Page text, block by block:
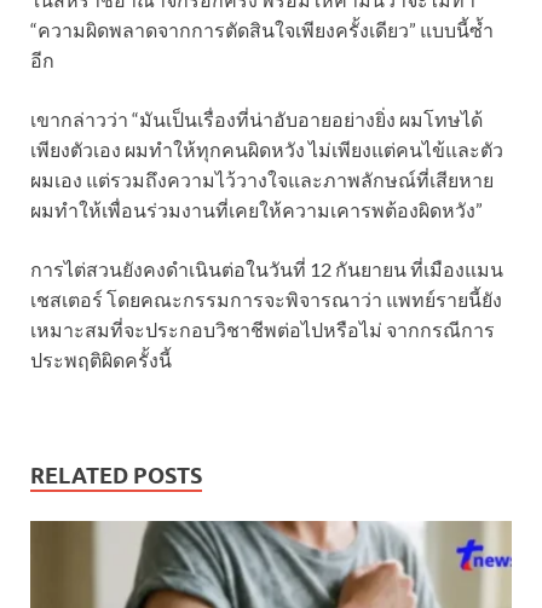
“ความผิดพลาดจากการตัดสินใจเพียงครั้งเดียว” แบบนี้ซ้ำ
อีก
เขากล่าวว่า “มันเป็นเรื่องที่น่าอับอายอย่างยิ่ง ผมโทษได้
เพียงตัวเอง ผมทำให้ทุกคนผิดหวัง ไม่เพียงแต่คนไข้และตัว
ผมเอง แต่รวมถึงความไว้วางใจและภาพลักษณ์ที่เสียหาย
ผมทำให้เพื่อนร่วมงานที่เคยให้ความเคารพต้องผิดหวัง”
การไต่สวนยังคงดำเนินต่อในวันที่ 12 กันยายน ที่เมืองแมน
เชสเตอร์ โดยคณะกรรมการจะพิจารณาว่า แพทย์รายนี้ยัง
เหมาะสมที่จะประกอบวิชาชีพต่อไปหรือไม่ จากกรณีการ
ประพฤติผิดครั้งนี้
RELATED POSTS